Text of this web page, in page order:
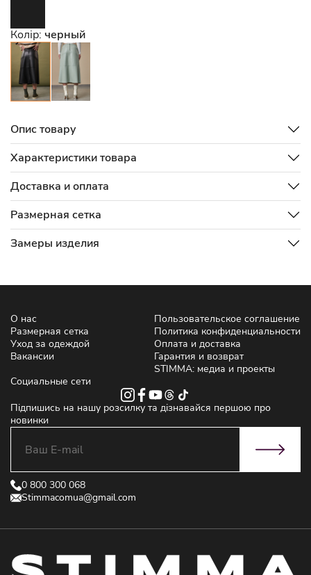
Колір: черный
Опис товару
Характеристики товара
Доставка и оплата
Размерная сетка
Замеры изделия
О нас
Размерная сетка
Уход за одеждой
Вакансии
Пользовательское соглашение
Политика конфиденциальности
Оплата и доставка
Гарантия и возврат
STIMMA: медиа и проекты
Социальные сети
Підпишись на нашу розсилку та дізнавайся першою про
новинки
0 800 300 068
Stimmacomua@gmail.com